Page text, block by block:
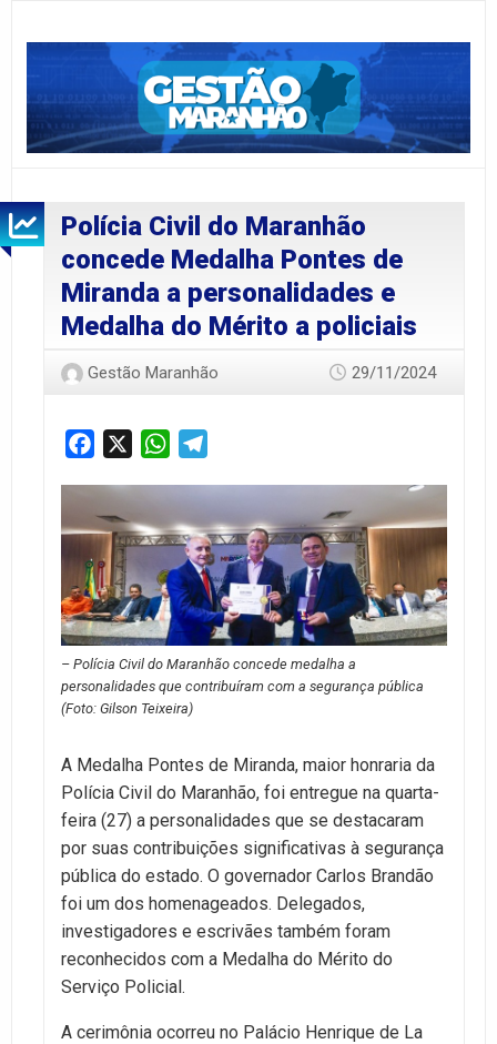
Polícia Civil do Maranhão
concede Medalha Pontes de
Miranda a personalidades e
Medalha do Mérito a policiais
Gestão Maranhão 29/11/2024
Facebook WhatsApp
– Polícia Civil do Maranhão concede medalha a
personalidades que contribuíram com a segurança pública
(Foto: Gilson Teixeira)
A Medalha Pontes de Miranda, maior honraria da
Polícia Civil do Maranhão, foi entregue na quarta-
feira (27) a personalidades que se destacaram
por suas contribuições significativas à segurança
pública do estado. O governador Carlos Brandão
foi um dos homenageados. Delegados,
investigadores e escrivães também foram
reconhecidos com a Medalha do Mérito do
Serviço Policial.
A cerimônia ocorreu no Palácio Henrique de La